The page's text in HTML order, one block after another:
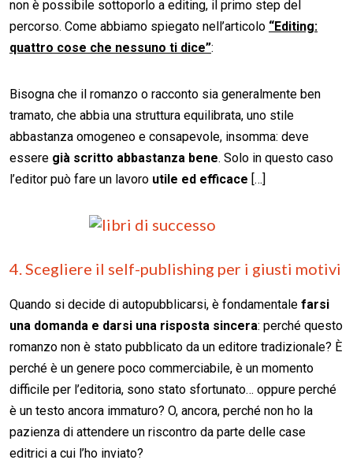
non è possibile sottoporlo a editing, il primo step del
percorso. Come abbiamo spiegato nell’articolo “Editing:
quattro cose che nessuno ti dice”:
Bisogna che il romanzo o racconto sia generalmente ben
tramato, che abbia una struttura equilibrata, uno stile
abbastanza omogeneo e consapevole, insomma: deve
essere già scritto abbastanza bene. Solo in questo caso
l’editor può fare un lavoro utile ed efficace […]
4. Scegliere il self-publishing per i giusti motivi
Quando si decide di autopubblicarsi, è fondamentale farsi
una domanda e darsi una risposta sincera: perché questo
romanzo non è stato pubblicato da un editore tradizionale? È
perché è un genere poco commerciabile, è un momento
difficile per l’editoria, sono stato sfortunato… oppure perché
è un testo ancora immaturo? O, ancora, perché non ho la
pazienza di attendere un riscontro da parte delle case
editrici a cui l’ho inviato?